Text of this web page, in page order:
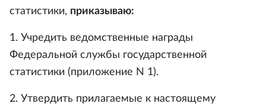
статистики, приказываю:
1. Учредить ведомственные награды
Федеральной службы государственной
статистики (приложение N 1).
2. Утвердить прилагаемые к настоящему